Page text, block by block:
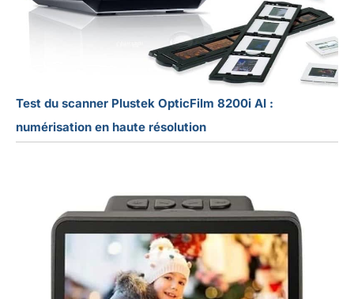
Test du scanner Plustek OpticFilm 8200i AI :
numérisation en haute résolution